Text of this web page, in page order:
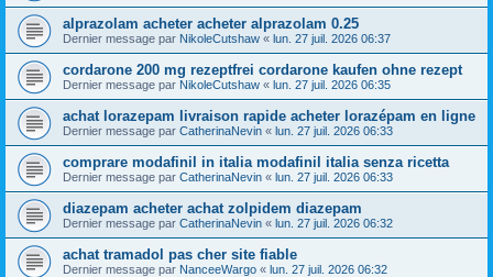
alprazolam acheter acheter alprazolam 0.25
Dernier message par NikoleCutshaw « lun. 27 juil. 2026 06:37
cordarone 200 mg rezeptfrei cordarone kaufen ohne rezept
Dernier message par NikoleCutshaw « lun. 27 juil. 2026 06:35
achat lorazepam livraison rapide acheter lorazépam en ligne
Dernier message par CatherinaNevin « lun. 27 juil. 2026 06:33
comprare modafinil in italia modafinil italia senza ricetta
Dernier message par CatherinaNevin « lun. 27 juil. 2026 06:33
diazepam acheter achat zolpidem diazepam
Dernier message par CatherinaNevin « lun. 27 juil. 2026 06:32
achat tramadol pas cher site fiable
Dernier message par NanceeWargo « lun. 27 juil. 2026 06:32